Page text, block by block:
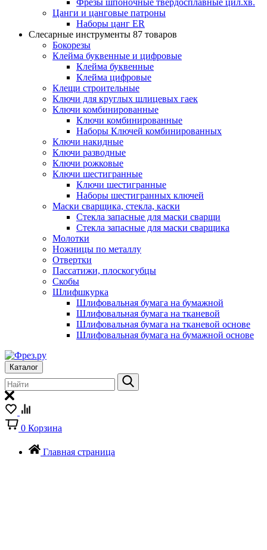
Фрезы шпоночные твердосплавные цил.хв.
Цанги и цанговые патроны
Наборы цанг ER
Слесарные инструменты 87 товаров
Бокорезы
Клейма буквенные и цифровые
Клейма буквенные
Клейма цифровые
Клещи строительные
Ключи для круглых шлицевых гаек
Ключи комбинированные
Ключи комбинированные
Наборы Ключей комбинированных
Ключи накидные
Ключи разводные
Ключи рожковые
Ключи шестигранные
Ключи шестигранные
Наборы шестигранных ключей
Маски сварщика, стекла, каски
Стекла запасные для маски сварщи
Стекла запасные для маски сварщика
Молотки
Ножницы по металлу
Отвертки
Пассатижи, плоскогубцы
Скобы
Шлифшкурка
Шлифовальная бумага на бумажной
Шлифовальная бумага на тканевой
Шлифовальная бумага на тканевой основе
Шлифовальная бумага на бумажной основе
Каталог
0 Корзина
Главная страница